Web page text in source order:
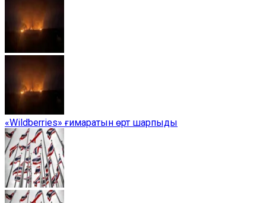
«Wildberries» ғимаратын өрт шарпыды